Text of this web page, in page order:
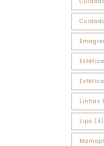
Estética
Linhas
Lipo (4)